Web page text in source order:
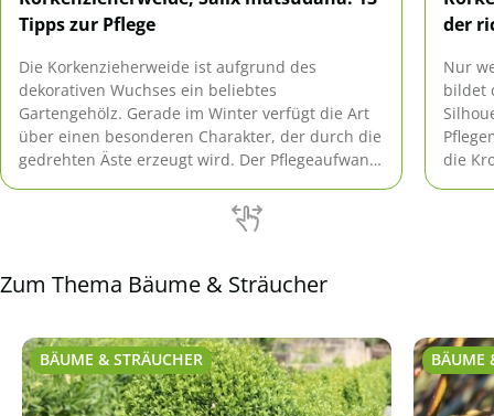
Tipps zur Pflege
Die Korkenzieherweide ist aufgrund des
dekorativen Wuchses ein beliebtes
Gartengehölz. Gerade im Winter verfügt die Art
über einen besonderen Charakter, der durch die
gedrehten Äste erzeugt wird. Der Pflegeaufwand
der
Nur
bildet
die
Zum Thema Bäume & Sträucher
BÄUME & STRÄUCHER BÄUME